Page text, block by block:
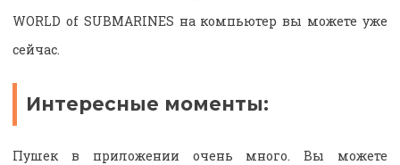
WORLD of SUBMARINES на компьютер вы можете уже
сейчас.
Интересные моменты:
Пушек в приложении очень много. Вы можете